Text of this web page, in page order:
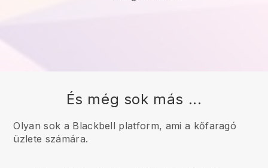
És még sok más ...
Olyan sok a Blackbell platform, ami a kőfaragó
üzlete számára.